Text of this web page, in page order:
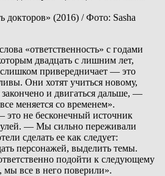
докторов» (2016) / Фото: Sasha
«ответственность» с годами
двадцать с лишним лет,
привередничает — это
Они хотят учиться новому,
закончено и двигаться дальше, —
меняется со временем».
это не бесконечный источник
— Мы сильно переживали
сделать ее как следует:
персонажей, выделить темы.
подойти к следующему
мы все в него поверили».